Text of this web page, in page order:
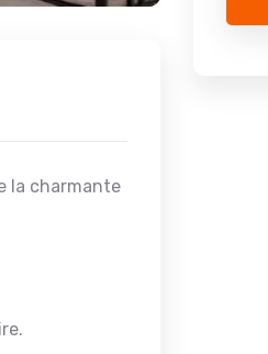
la charmante